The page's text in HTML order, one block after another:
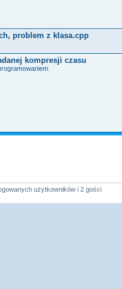
problem z klasa.cpp
kompresji czasu
użytkowników i 2 gości